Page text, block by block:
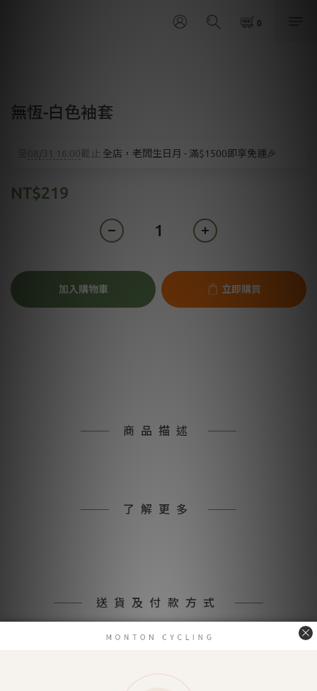
無恆-白色袖套
08/31 16:00截止 全店，老闆生日月 - 滿$1500即享免運🎉
NT$219
加入購物車 立即購買
商品描述
了解更多
送貨及付款方式
7-11超商取貨 付款（約4-5天送達）
宅配到府（金門／馬祖／澎湖 外島地區除外）